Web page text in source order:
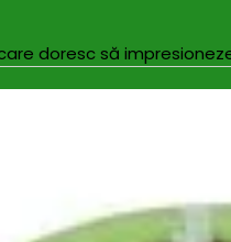
doresc să
500 mm x 500 mm
și preferințelor fiecărui